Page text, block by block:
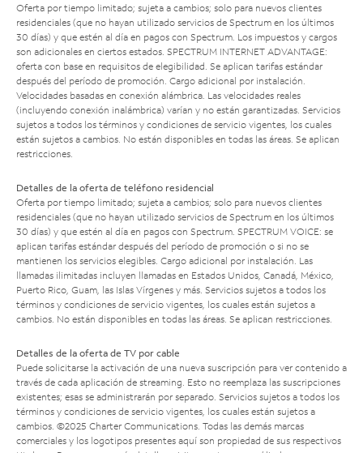
Oferta por tiempo limitado; sujeta a cambios; solo para nuevos clientes
residenciales (que no hayan utilizado servicios de Spectrum en los últimos
30 días) y que estén al día en pagos con Spectrum. Los impuestos y cargos
son adicionales en ciertos estados. SPECTRUM INTERNET ADVANTAGE:
oferta con base en requisitos de elegibilidad. Se aplican tarifas estándar
después del período de promoción. Cargo adicional por instalación.
Velocidades basadas en conexión alámbrica. Las velocidades reales
(incluyendo conexión inalámbrica) varían y no están garantizadas. Servicios
sujetos a todos los términos y condiciones de servicio vigentes, los cuales
están sujetos a cambios. No están disponibles en todas las áreas. Se aplican
restricciones.
Detalles de la oferta de teléfono residencial
Oferta por tiempo limitado; sujeta a cambios; solo para nuevos clientes
residenciales (que no hayan utilizado servicios de Spectrum en los últimos
30 días) y que estén al día en pagos con Spectrum. SPECTRUM VOICE: se
aplican tarifas estándar después del período de promoción o si no se
mantienen los servicios elegibles. Cargo adicional por instalación. Las
llamadas ilimitadas incluyen llamadas en Estados Unidos, Canadá, México,
Puerto Rico, Guam, las Islas Vírgenes y más. Servicios sujetos a todos los
términos y condiciones de servicio vigentes, los cuales están sujetos a
cambios. No están disponibles en todas las áreas. Se aplican restricciones.
Detalles de la oferta de TV por cable
Puede solicitarse la activación de una nueva suscripción para ver contenido a
través de cada aplicación de streaming. Esto no reemplaza las suscripciones
existentes; esas se administrarán por separado. Servicios sujetos a todos los
términos y condiciones de servicio vigentes, los cuales están sujetos a
cambios. ©2025 Charter Communications. Todas las demás marcas
comerciales y los logotipos presentes aquí son propiedad de sus respectivos